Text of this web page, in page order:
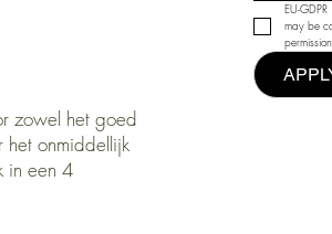
zowel het goed
het onmiddellijk
in een 4
EU-
may be